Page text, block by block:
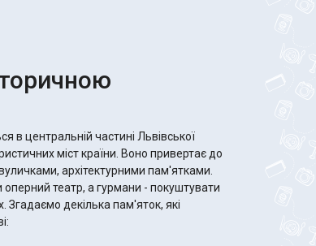
в центральній частині Львівської
міст країни. Воно привертає до
архітектурними пам'ятками.
оперний театр, а гурмани - покуштувати
Згадаємо декілька пам'яток, які